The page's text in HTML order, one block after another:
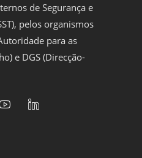
de Segurança e
pelos organismos
para as
e DGS (Direcção-